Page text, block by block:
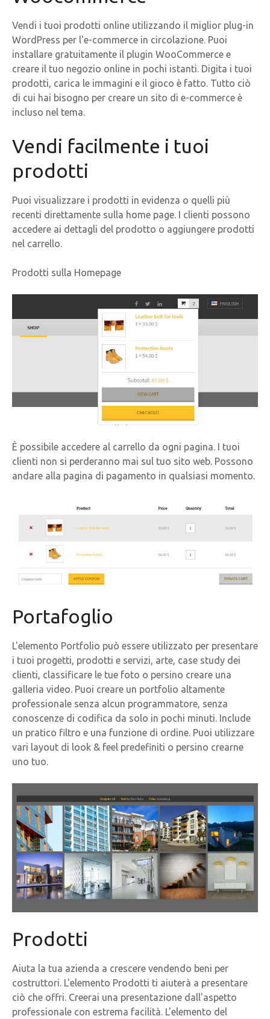
Vendi i tuoi prodotti online utilizzando il miglior plug-in
WordPress per l'e-commerce in circolazione. Puoi
installare gratuitamente il plugin WooCommerce e
creare il tuo negozio online in pochi istanti. Digita i tuoi
prodotti, carica le immagini e il gioco è fatto. Tutto ciò
di cui hai bisogno per creare un sito di e-commerce è
incluso nel tema.
Vendi facilmente i tuoi
prodotti
Puoi visualizzare i prodotti in evidenza o quelli più
recenti direttamente sulla home page. I clienti possono
accedere ai dettagli del prodotto o aggiungere prodotti
nel carrello.
Prodotti sulla Homepage
È possibile accedere al carrello da ogni pagina. I tuoi
clienti non si perderanno mai sul tuo sito web. Possono
andare alla pagina di pagamento in qualsiasi momento.
Portafoglio
L'elemento Portfolio può essere utilizzato per presentare
i tuoi progetti, prodotti e servizi, arte, case study dei
clienti, classificare le tue foto o persino creare una
galleria video. Puoi creare un portfolio altamente
professionale senza alcun programmatore, senza
conoscenze di codifica da solo in pochi minuti. Include
un pratico filtro e una funzione di ordine. Puoi utilizzare
vari layout di look & feel predefiniti o persino crearne
uno tuo.
Prodotti
Aiuta la tua azienda a crescere vendendo beni per
costruttori. L'elemento Prodotti ti aiuterà a presentare
ciò che offri. Creerai una presentazione dall'aspetto
professionale con estrema facilità. L'elemento del